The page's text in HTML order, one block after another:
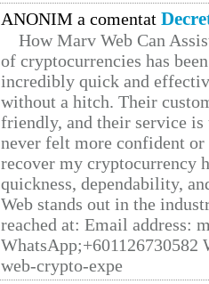
ANONIM a comentat
How Marv Web Can
of cryptocurrencies has
incredibly quick and
without a hitch. Their
friendly, and their service
never felt more confident
recover my cryptocurrency
quickness, dependability,
Web stands out in the
reached at: Email address:
web-crypto-expe